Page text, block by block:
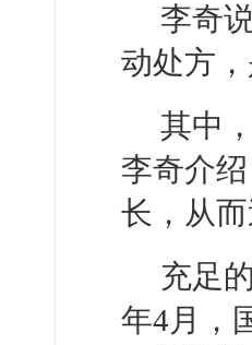
李奇
动处方
其中
李奇介
长，从
充足
年4月，